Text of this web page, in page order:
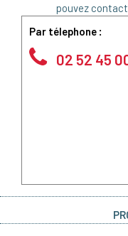
pouvez
Par télephone :
02 52 45